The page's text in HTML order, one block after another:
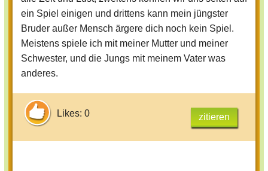
ein Spiel einigen und drittens kann mein jüngster
Bruder außer Mensch ärgere dich noch kein Spiel.
Meistens spiele ich mit meiner Mutter und meiner
Schwester, und die Jungs mit meinem Vater was
anderes.
Likes: 0 zitieren